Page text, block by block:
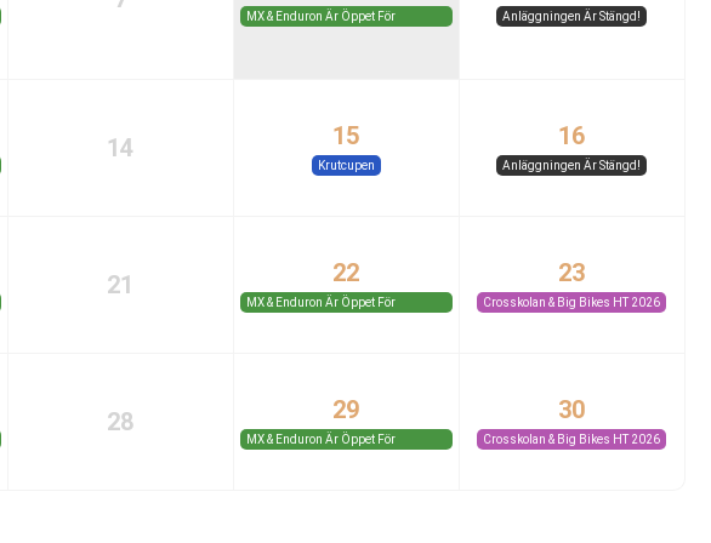
MX & Enduron Är Öppet För
Anläggningen Är Stängd!
14 15
Krutcupen
16
Anläggningen Är Stängd!
21 22
MX & Enduron Är Öppet För
23
Crosskolan & Big Bikes HT 2026
28 29
MX & Enduron Är Öppet För
30
Crosskolan & Big Bikes HT 2026